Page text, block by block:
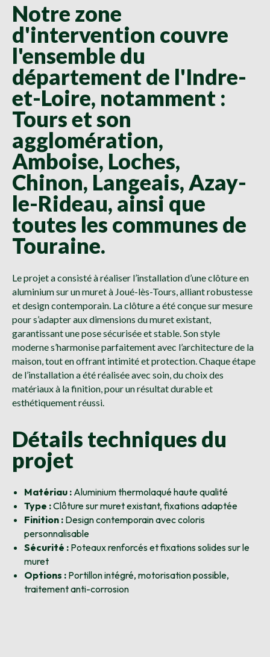
Notre zone
d'intervention couvre
l'ensemble du
département de l'Indre-
et-Loire, notamment :
Tours et son
agglomération,
Amboise, Loches,
Chinon, Langeais, Azay-
le-Rideau, ainsi que
toutes les communes de
Touraine.
Le projet a consisté à réaliser l’installation d’une clôture en
aluminium sur un muret à Joué-lès-Tours, alliant robustesse
et design contemporain. La clôture a été conçue sur mesure
pour s’adapter aux dimensions du muret existant,
garantissant une pose sécurisée et stable. Son style
moderne s’harmonise parfaitement avec l’architecture de la
maison, tout en offrant intimité et protection. Chaque étape
de l’installation a été réalisée avec soin, du choix des
matériaux à la finition, pour un résultat durable et
esthétiquement réussi.
Détails techniques du
projet
Matériau : Aluminium thermolaqué haute qualité
Type :Clôture sur muret existant, fixations adaptée
Finition : Design contemporain avec coloris
personnalisable
Sécurité : Poteaux renforcés et fixations solides sur le
muret
Options : Portillon intégré, motorisation possible,
traitement anti-corrosion